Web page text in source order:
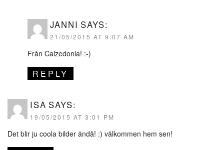
JANNI SAYS:
21/05/2015 AT 9:07 AM
Från Calzedonia! :-)
REPLY
ISA SAYS:
19/05/2015 AT 3:01 PM
Det blir ju coola bilder ändå! :) välkommen hem sen!